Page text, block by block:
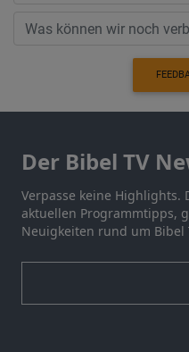
Der Bibel TV
Verpasse keine Highlights.
aktuellen Programmtipps,
Neuigkeiten rund um Bibel